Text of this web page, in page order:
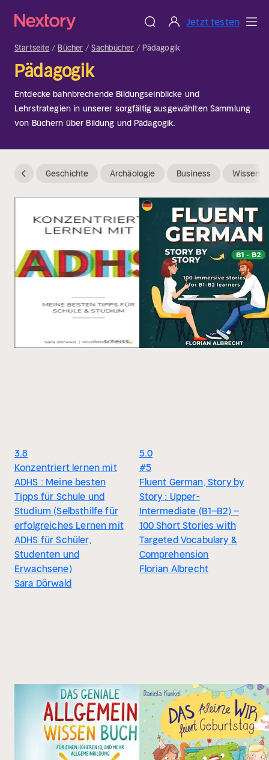
Jetzt testen
Startseite Bücher Sachbücher Pädagogik
Pädagogik
Entdecke bahnbrechende Bildungseinblicke und
Lehrstrategien in unserer sorgfältig ausgewählten Sammlung
von Büchern über Bildung und Pädagogik.
Geschichte Archäologie Business
3.8
Konzentriert lernen mit
ADHS : Meine besten
Tipps für Schule und
Studium (Selbsthilfe für
erfolgreiches Lernen mit
ADHS für Schüler,
Studenten und
Erwachsene)
Sara Dörwald
5.0
#5
Fluent German, Story by
Story : Upper-
Intermediate (B1–B2) –
100 Short Stories with
Targeted Vocabulary &
Comprehension
Florian Albrecht